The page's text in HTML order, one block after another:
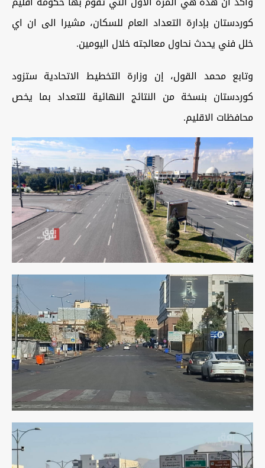
كوردستان بإدارة التعداد العام للسكان، مشيرا الى ان اي
خلل فني يحدث نحاول معالجته خلال اليومين.
وتابع محمد القول، إن وزارة التخطيط الاتحادية ستزود
كوردستان بنسخة من النتائج النهائية للتعداد بما يخص
محافظات الاقليم.